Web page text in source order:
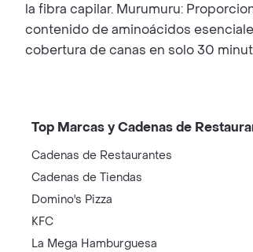
la fibra capilar. Murumuru:
contenido de aminoácidos
cobertura de canas en solo 30
Top Marcas y Cadenas de
Cadenas de Restaurantes
Cadenas de Tiendas
Domino's Pizza
KFC
La Mega Hamburguesa